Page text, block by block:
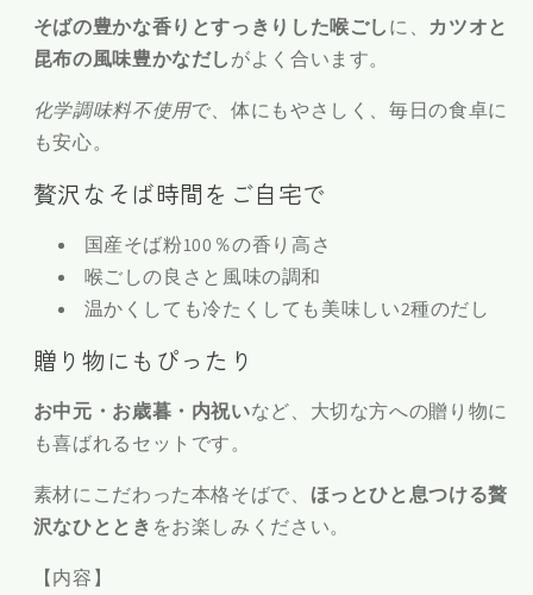
ッ
ト
の
数
量
減
ッ
ト
の
数
増
や
す
そばの豊かな香りとすっきりした喉ごしに、 カツオと
昆布の風味豊かなだしがよく合います。
化学調味料不使用で、体にもやさしく、毎日の食卓に
も安心。
贅沢なそば時間をご自宅で
国産そば粉100％の香り高さ
喉ごしの良さと風味の調和
温かくしても冷たくしても美味しい2種のだし
贈り物にもぴったり
お中元・お歳暮・内祝いなど、大切な方への贈り物に
も喜ばれるセットです。
素材にこだわった本格そばで、 ほっとひと息つける贅
沢なひととき をお楽しみください。
【内容】